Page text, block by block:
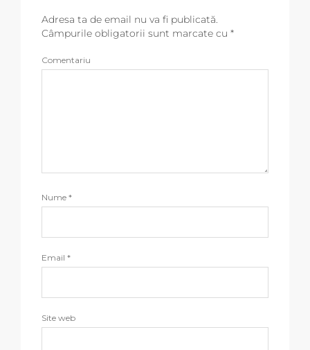
Adresa ta de email nu va fi publicată.
Câmpurile obligatorii sunt marcate cu *
Comentariu
Nume *
Email *
Site web